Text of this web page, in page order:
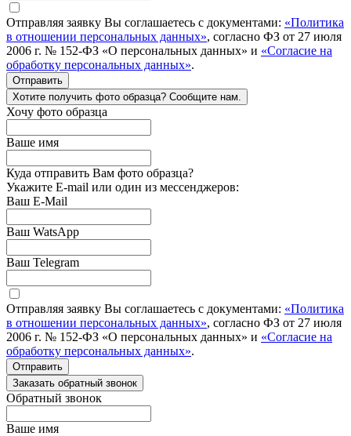
Отправляя заявку Вы соглашаетесь с документами: «Политика
в отношении персональных данных», согласно ФЗ от 27 июля
2006 г. № 152-ФЗ «О персональных данных» и «Согласие на
обработку персональных данных».
Отправить
Хотите получить фото образца? Сообщите нам.
Хочу фото образца
Ваше имя
Куда отправить Вам фото образца?
Укажите E-mail или один из мессенджеров:
Ваш E-Mail
Ваш WatsApp
Ваш Telegram
Отправляя заявку Вы соглашаетесь с документами: «Политика
в отношении персональных данных», согласно ФЗ от 27 июля
2006 г. № 152-ФЗ «О персональных данных» и «Согласие на
обработку персональных данных».
Отправить
Заказать обратный звонок
Обратный звонок
Ваше имя